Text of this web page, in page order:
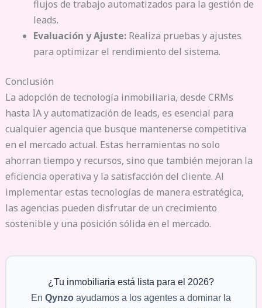
flujos de trabajo automatizados para la gestión de
leads.
Evaluación y Ajuste:Realiza pruebas y ajustes
para optimizar el rendimiento del sistema.
Conclusión
La adopción de tecnología inmobiliaria, desde CRMs
hasta IA y automatización de leads, es esencial para
cualquier agencia que busque mantenerse competitiva
en el mercado actual. Estas herramientas no solo
ahorran tiempo y recursos, sino que también mejoran la
eficiencia operativa y la satisfacción del cliente. Al
implementar estas tecnologías de manera estratégica,
las agencias pueden disfrutar de un crecimiento
sostenible y una posición sólida en el mercado.
¿Tu inmobiliaria está lista para el 2026?
En Qynzo ayudamos a los agentes a dominar la